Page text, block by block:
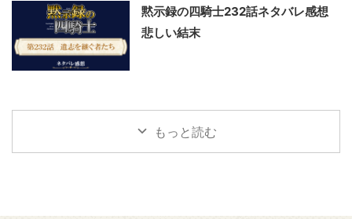
黙示録の四騎士232話ネタバレ感想
悲しい結末
もっと読む